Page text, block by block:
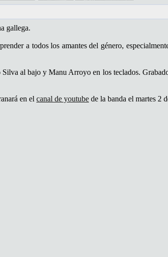
gallega.
a todos los amantes del género,
al bajo y Manu Arroyo en los teclados.
en el canal de youtube de la banda el martes 2